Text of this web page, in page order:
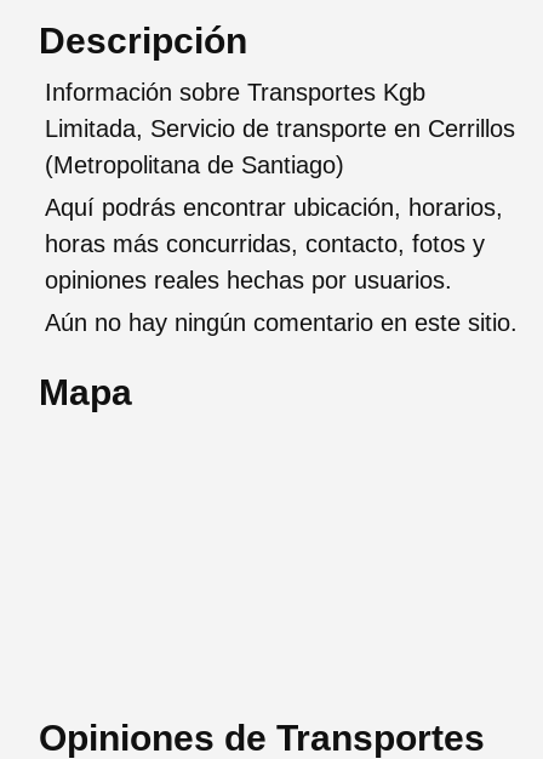
Descripción
Información sobre Transportes Kgb
Limitada, Servicio de transporte en Cerrillos
(Metropolitana de Santiago)
Aquí podrás encontrar ubicación, horarios,
horas más concurridas, contacto, fotos y
opiniones reales hechas por usuarios.
Aún no hay ningún comentario en este sitio.
Mapa
Opiniones de Transportes